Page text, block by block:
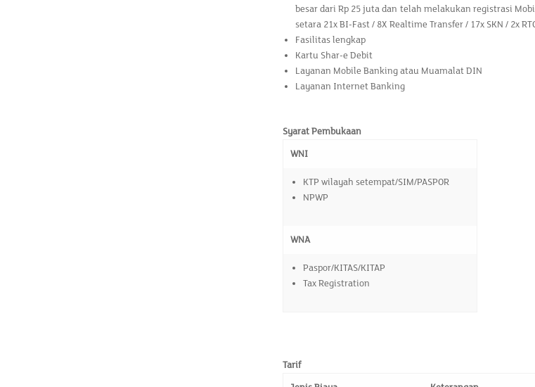
besar dari Rp 25 juta dan telah melakukan registrasi
setara 21x BI-Fast / 8X Realtime Transfer / 17x SKN / 2x
Fasilitas lengkap
Kartu Shar-e Debit
Layanan Mobile Banking atau Muamalat DIN
Layanan Internet Banking
Syarat Pembukaan
WNI
KTP wilayah setempat/SIM/PASPOR
NPWP
WNA
Paspor/KITAS/KITAP
Tax Registration
Tarif